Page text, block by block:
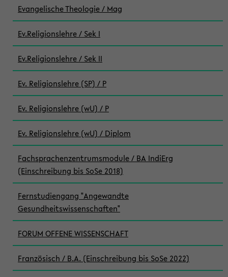
Evangelische Theologie / Mag
Ev.Religionslehre / Sek I
Ev.Religionslehre / Sek II
Ev. Religionslehre (SP) / P
Ev. Religionslehre (wU) / P
Ev. Religionslehre (wU) / Diplom
Fachsprachenzentrumsmodule / BA IndiErg
(Einschreibung bis SoSe 2018)
Fernstudiengang "Angewandte
Gesundheitswissenschaften"
FORUM OFFENE WISSENSCHAFT
Französisch / B.A. (Einschreibung bis SoSe 2022)